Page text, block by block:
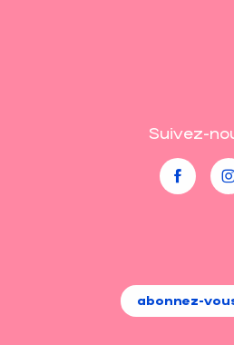
Suivez-
abonnez-